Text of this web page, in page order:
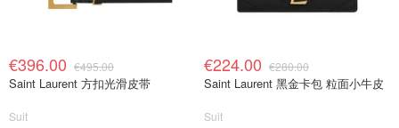
€396.00 €495.00
Saint Laurent 方扣光滑皮带
Suit
€224.00 €280.00
Saint Laurent 黑金卡包 粒面小牛皮
Suit